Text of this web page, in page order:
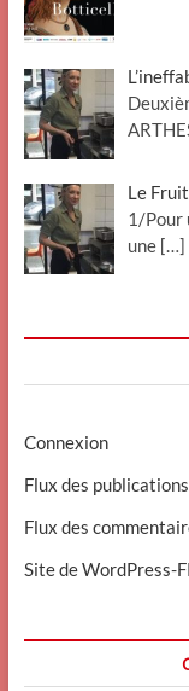
Le
1/Pour
une […]
Connexion
Flux des publications
Flux des
Site de WordPress-